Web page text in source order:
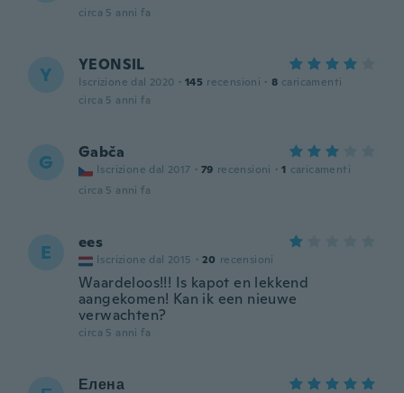
circa 5 anni fa
Y YEONSIL
Iscrizione dal 2020 · 145 recensioni · 8 caricamenti
circa 5 anni fa
G Gabča
Iscrizione dal 2017 · 79 recensioni · 1 caricamenti
circa 5 anni fa
E ees
Iscrizione dal 2015 · 20 recensioni
Waardeloos!!! Is kapot en lekkend
aangekomen! Kan ik een nieuwe
verwachten?
circa 5 anni fa
Елена